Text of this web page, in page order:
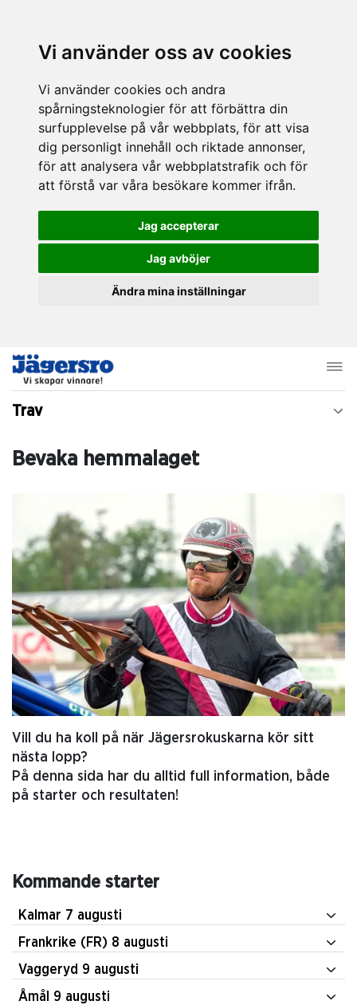
Vi använder oss av cookies
Vi använder cookies och andra
spårningsteknologier för att förbättra din
surfupplevelse på vår webbplats, för att visa
dig personligt innehåll och riktade annonser,
för att analysera vår webbplatstrafik och för
att förstå var våra besökare kommer ifrån.
Jag accepterar
Jag avböjer
Ändra mina inställningar
Trav
Bevaka hemmalaget
Vill du ha koll på när Jägersrokuskarna kör sitt
nästa lopp?
På denna sida har du alltid full information, både
på starter och resultaten!
Kommande starter
Kalmar 7 augusti
Frankrike (FR) 8 augusti
Vaggeryd 9 augusti
Åmål 9 augusti